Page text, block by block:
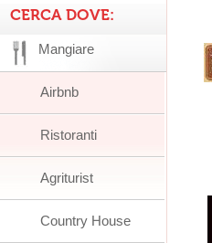
CERCA DOVE:
Mangiare
Airbnb
Ristoranti
Agriturist
Country House